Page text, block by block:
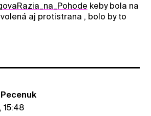
keby bola na
aj protistrana , bolo by to
15:48